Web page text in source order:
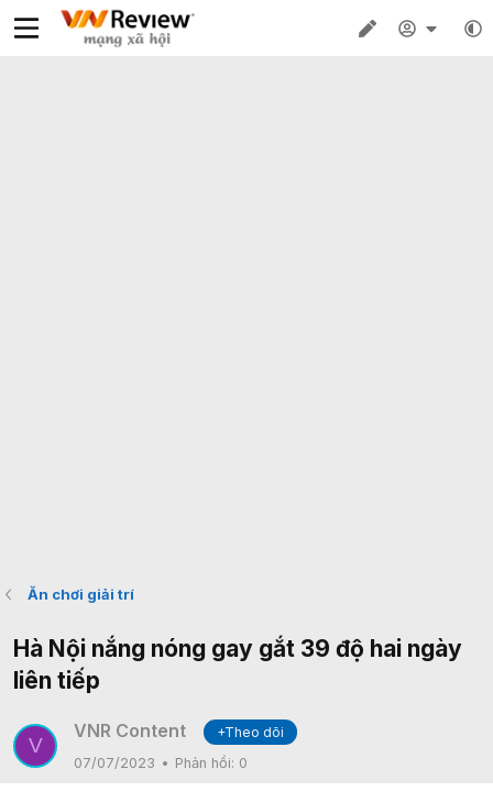
Ăn chơi giải trí
Hà Nội nắng nóng gay gắt 39 độ hai ngày
liên tiếp
V
VNR Content
+Theo dõi
07/07/2023
Phản hồi: 0